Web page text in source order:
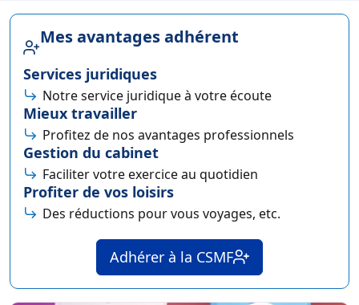
Mes avantages adhérent
Services juridiques
Notre service juridique à votre écoute
Mieux travailler
Profitez de nos avantages professionnels
Gestion du cabinet
Faciliter votre exercice au quotidien
Profiter de vos loisirs
Des réductions pour vous voyages, etc.
Adhérer à la CSMF